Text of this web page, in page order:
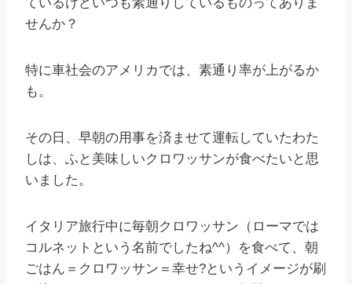
せんか？
特に車社会のアメリカでは、素通り率が上がるか
も。
その日、早朝の用事を済ませて運転していたわた
しは、ふと美味しいクロワッサンが食べたいと思
いました。
イタリア旅行中に毎朝クロワッサン（ローマでは
コルネットという名前でしたね^^）を食べて、朝
ごはん＝クロワッサン＝幸せ?というイメージが刷